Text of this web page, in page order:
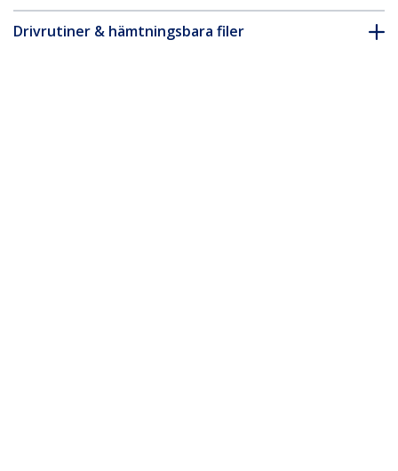
Drivrutiner & hämtningsbara filer